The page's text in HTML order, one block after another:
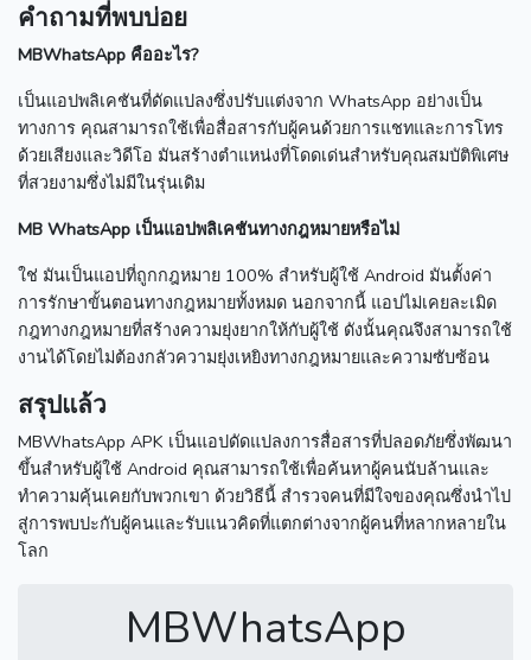
คำถามที่พบบ่อย
MBWhatsApp คืออะไร?
เป็นแอปพลิเคชันที่ดัดแปลงซึ่งปรับแต่งจาก WhatsApp อย่างเป็น
ทางการ คุณสามารถใช้เพื่อสื่อสารกับผู้คนด้วยการแชทและการโทร
ด้วยเสียงและวิดีโอ มันสร้างตำแหน่งที่โดดเด่นสำหรับคุณสมบัติพิเศษ
ที่สวยงามซึ่งไม่มีในรุ่นเดิม
MB WhatsApp เป็นแอปพลิเคชันทางกฎหมายหรือไม่
ใช่ มันเป็นแอปที่ถูกกฎหมาย 100% สำหรับผู้ใช้ Android มันตั้งค่า
การรักษาขั้นตอนทางกฎหมายทั้งหมด นอกจากนี้ แอปไม่เคยละเมิด
กฎทางกฎหมายที่สร้างความยุ่งยากให้กับผู้ใช้ ดังนั้นคุณจึงสามารถใช้
งานได้โดยไม่ต้องกลัวความยุ่งเหยิงทางกฎหมายและความซับซ้อน
สรุปแล้ว
MBWhatsApp APK เป็นแอปดัดแปลงการสื่อสารที่ปลอดภัยซึ่งพัฒนา
ขึ้นสำหรับผู้ใช้ Android คุณสามารถใช้เพื่อค้นหาผู้คนนับล้านและ
ทำความคุ้นเคยกับพวกเขา ด้วยวิธีนี้ สำรวจคนที่มีใจของคุณซึ่งนำไป
สู่การพบปะกับผู้คนและรับแนวคิดที่แตกต่างจากผู้คนที่หลากหลายใน
โลก
MBWhatsApp